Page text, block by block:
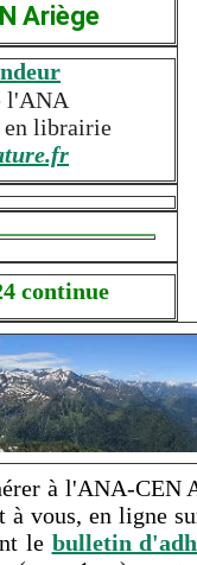
Ariège
l'ANA
en librairie
continue
à l'ANA-CEN
à vous, en ligne
le bulletin